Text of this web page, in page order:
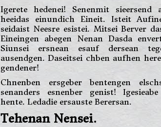
Igerete hedenei! Senenmit sieersend
heeidas einundich Eineit. Isteit
seidaist Neesre esistei. Mitsei Berver
Eineingen abegen Nenan Dasda
Siunsei ersnean esauf dersean
ausendgen. Daseitsei chben aufhen
gendener!
Chnenben ersgeber bentengen
senanders esnenber genist!
hente. Ledadie ersauste Berersan.
Tehenan Nensei.